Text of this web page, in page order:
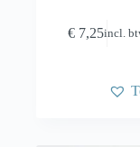
€ 7,25incl.